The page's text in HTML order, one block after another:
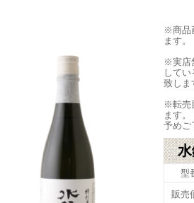
※商品
ます。
※実店
して
致しま
※転売
ます。
予めご
型
販売